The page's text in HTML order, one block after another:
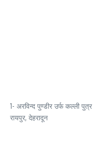
1- अरविन्द पुण्डीर उर्फ कल्ली
रायपुर, देहरादून